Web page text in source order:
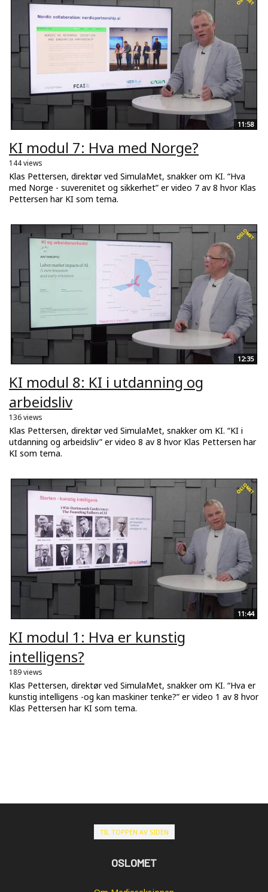
11:58
KI modul 7: Hva med Norge?
144 views
Klas Pettersen, direktør ved SimulaMet, snakker om KI. “Hva
med Norge - suverenitet og sikkerhet” er video 7 av 8 hvor Klas
Pettersen har KI som tema.
12:35
KI modul 8: KI i utdanning og
arbeidsliv
136 views
Klas Pettersen, direktør ved SimulaMet, snakker om KI. “KI i
utdanning og arbeidsliv” er video 8 av 8 hvor Klas Pettersen har
KI som tema.
11:44
KI modul 1: Hva er kunstig
intelligens?
189 views
Klas Pettersen, direktør ved SimulaMet, snakker om KI. “Hva er
kunstig intelligens -og kan maskiner tenke?” er video 1 av 8 hvor
Klas Pettersen har KI som tema.
TIL TOPPEN AV SIDEN
OSLOMET